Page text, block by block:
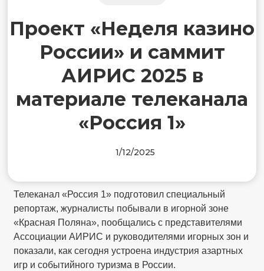
Проект «Неделя казино
России» и саммит
АИРИС 2025 в
материале телеканала
«Россия 1»
1/12/2025
Телеканал «Россия 1» подготовил специальный
репортаж, журналисты побывали в игорной зоне
«Красная Поляна», пообщались с представителями
Ассоциации АИРИС и руководителями игорных зон и
показали, как сегодня устроена индустрия азартных
игр и событийного туризма в России.